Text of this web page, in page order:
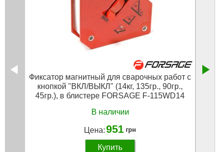
Фиксатор магнитный для сварочных работ с
кнопкой "ВКЛ/ВЫКЛ" (14кг, 135гр., 90гр.,
45гр.), в блистере FORSAGE F-115WD14
В наличии
Цена:951 грн
Купить